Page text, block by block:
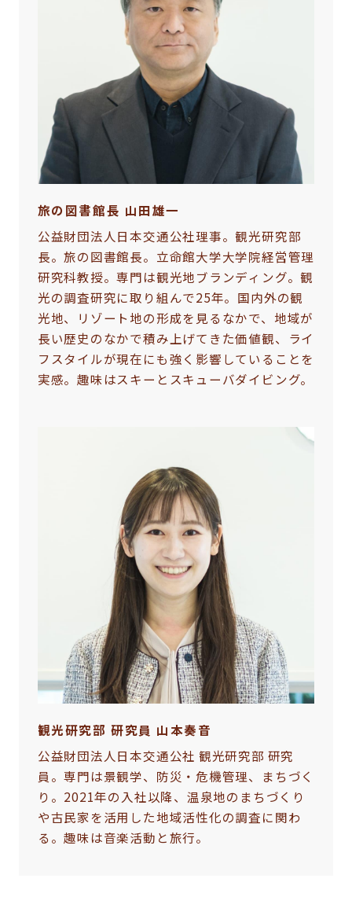
旅の図書館長 山田雄一
公益財団法人日本交通公社理事。観光研究部
長。旅の図書館長。立命館大学大学院経営管理
研究科教授。専門は観光地ブランディング。観
光の調査研究に取り組んで25年。国内外の観
光地、リゾート地の形成を見るなかで、地域が
長い歴史のなかで積み上げてきた価値観、ライ
フスタイルが現在にも強く影響していることを
実感。趣味はスキーとスキューバダイビング。
観光研究部 研究員 山本奏音
公益財団法人日本交通公社 観光研究部 研究
員。専門は景観学、防災・危機管理、まちづく
り。2021年の入社以降、温泉地のまちづくり
や古民家を活用した地域活性化の調査に関わ
る。趣味は音楽活動と旅行。